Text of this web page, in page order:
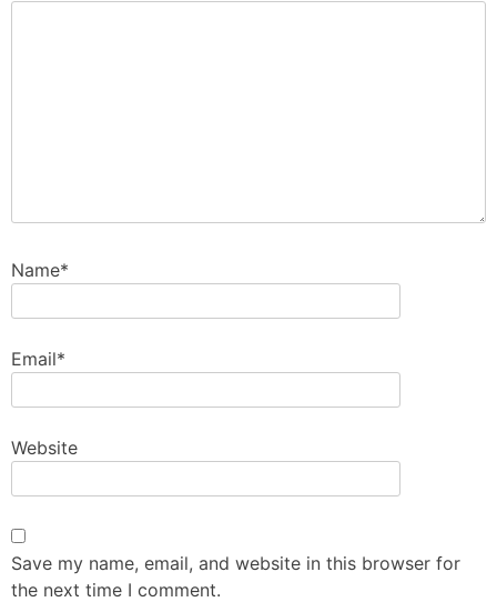
Name*
Email*
Website
Save my name, email, and website in this browser for
the next time I comment.